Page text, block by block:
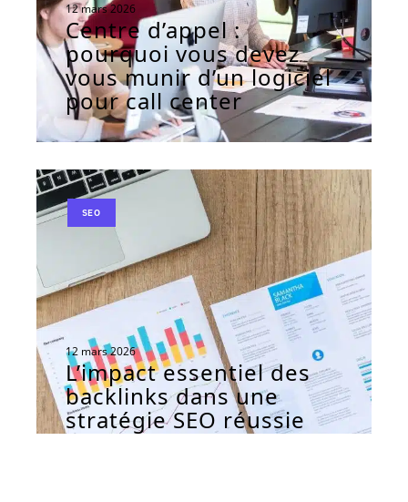
12 mars 2026
Centre d’appel :
pourquoi vous devez
vous munir d’un logiciel
pour call center
SEO
12 mars 2026
L’impact essentiel des
backlinks dans une
stratégie SEO réussie